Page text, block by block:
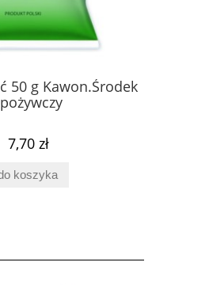
50 g Kawon.Środek
7,70 zł
koszyka